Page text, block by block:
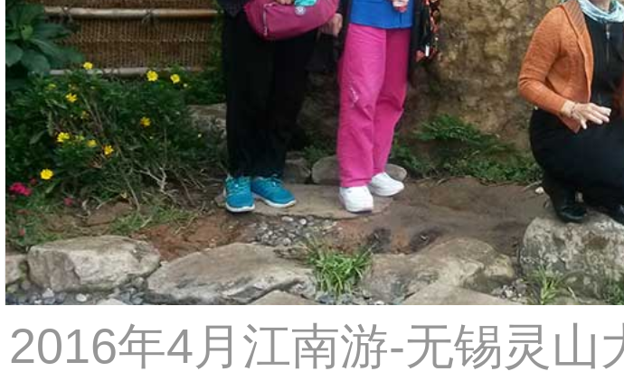
2016年4月江南游-无锡灵山